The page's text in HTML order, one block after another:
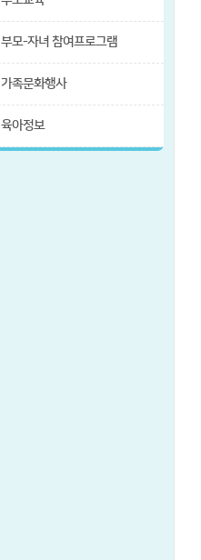
부모-자녀 참여프로그램
가족문화행사
육아정보